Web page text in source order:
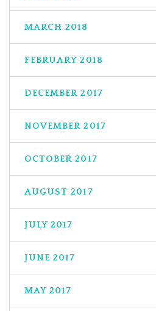
MARCH 2018
FEBRUARY 2018
DECEMBER 2017
NOVEMBER 2017
OCTOBER 2017
AUGUST 2017
JULY 2017
JUNE 2017
MAY 2017